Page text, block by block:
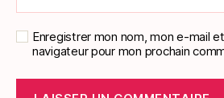
Enregistrer mon nom, mon e-mail
navigateur pour mon prochain